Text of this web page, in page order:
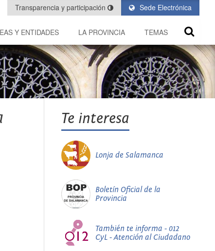
Sede Electrónica
Transparencia y participación
Y ENTIDADES LA PROVINCIA TEMAS
Te interesa
Lonja de Salamanca
Boletín Oficial de la
Provincia
También te informa - 012
CyL - Atención al Ciudadano